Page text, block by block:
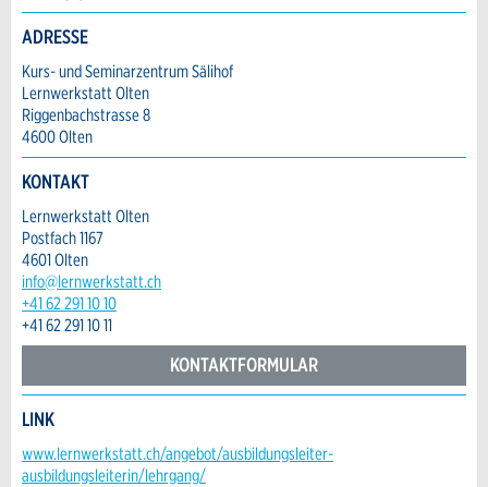
Nachricht
* Eingabe erforderlich
Zur Qualitätssicherung wird eine Kopie der E-
Mail an guidle übermittelt.
* Eingabe erforderlich
ANZEIGE WEITEREMPFEHLEN
Schliessen
Vorname / Nachname *:
Firma / Organisation:
Adresszusatz:
Strasse und Nr. *:
PLZ / Ort *:
E-Mail *:
ADRESSE
Kurs- und Seminarzentrum Sälihof
Lernwerkstatt Olten
Riggenbachstrasse 8
4600 Olten
KONTAKT
Lernwerkstatt Olten
Postfach 1167
4601 Olten
info@lernwerkstatt.ch
+41 62 291 10 10
+41 62 291 10 11
KONTAKTFORMULAR
Kontakt
LINK
www.lernwerkstatt.ch/angebot/ausbildungsleiter-
ausbildungsleiterin/lehrgang/